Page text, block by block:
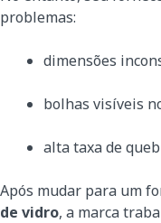
problemas:
dimensões
bolhas visíveis
alta taxa de
Após mudar para um
de vidro, a marca